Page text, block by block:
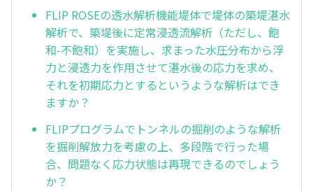
FLIP ROSEの透水解析機能堤体で堤体の築堤湛水
解析で、築堤後に定常浸透流解析（ただし、飽
和-不飽和）を実施し、求まった水圧分布から浮
力と浸透力を作用させて湛水後の応力を求め、
それを初期応力とするというような解析はでき
ますか？
FLIPプログラムでトンネルの掘削のような解析
を掘削解放力を考慮の上、多段階で行った場
合、問題なく応力状態は再現できるのでしょう
か？